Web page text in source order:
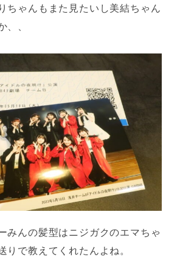
ちゃんもまた見たいし美結ちゃん
、、
みんの髪型はニジガクのエマちゃ
りで教えてくれたんよね。